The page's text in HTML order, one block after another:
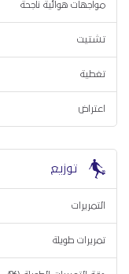
مواجهات هوائية ناجحة
تشتيت
تغطية
اعتراض
توزيع
التمريرات
تمريرات طويلة